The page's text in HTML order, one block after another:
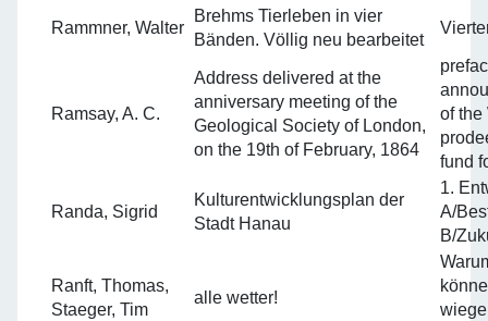
Rammner, Walter
Brehms Tierleben in vier
Bänden. Völlig neu bearbeitet
Ramsay, A. C.
Address delivered at the
anniversary meeting of the
Geological Society of London,
on the 19th of February, 1864
of the
fund
Randa, Sigrid
Kulturentwicklungsplan der
Stadt Hanau
1.
A/
B/
Ranft, Thomas,
Staeger, Tim
alle wetter!